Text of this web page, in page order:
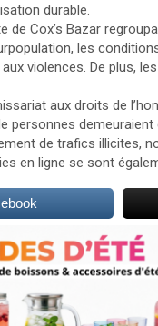
durable.
de Cox’s Bazar
les
violences. De plus,
aux droits de
personnes
de trafics illicites,
en ligne se sont